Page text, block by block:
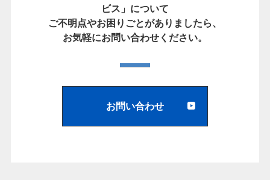
ビス」について
ご不明点やお困りごとがありましたら、
お気軽にお問い合わせください。
お問い合わせ